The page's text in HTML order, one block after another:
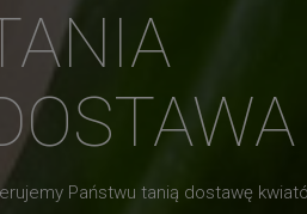
Państwu tanią dostawę